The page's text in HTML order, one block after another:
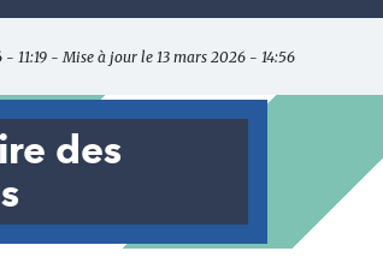
11:19 - Mise à jour le 13 mars 2026 - 14:56
des